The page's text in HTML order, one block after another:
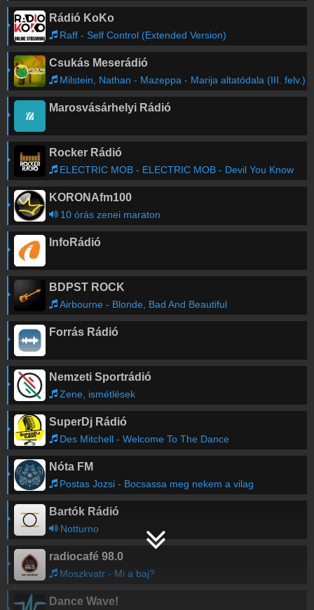
Rádió KoKo
Raff - Self Control (Extended Version)
Csukás Meserádió
Milstein, Nathan - Mazeppa - Marija altatódala (III. felv.)
Marosvásárhelyi Rádió
Rocker Rádió
ELECTRIC MOB - ELECTRIC MOB - Devil You Know
KORONAfm100
10 órás zenei maraton
InfoRádió
BDPST ROCK
Airbourne - Blonde, Bad And Beautiful
Forrás Rádió
Nemzeti Sportrádió
Zene, ismétlések
SuperDj Rádió
Des Mitchell - Welcome To The Dance
Nóta FM
Postas Jozsi - Bocsassa meg nekem a vilag
Bartók Rádió
Notturno
radiocafé 98.0
Moszkvatr - Mi a baj?
Dance Wave!